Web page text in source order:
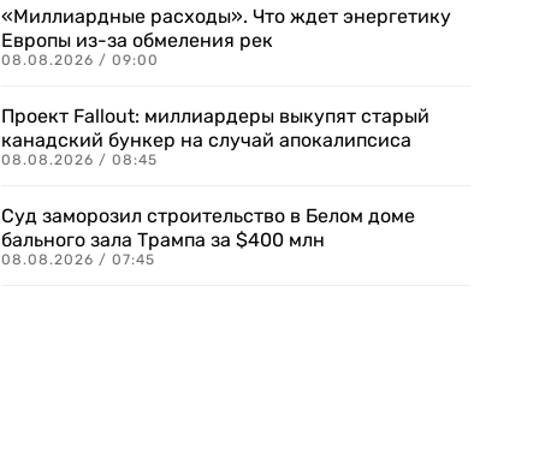
«Миллиардные расходы». Что ждет энергетику
Европы из-за обмеления рек
08.08.2026 / 09:00
Проект Fallout: миллиардеры выкупят старый
канадский бункер на случай апокалипсиса
08.08.2026 / 08:45
Суд заморозил строительство в Белом доме
бального зала Трампа за $400 млн
08.08.2026 / 07:45